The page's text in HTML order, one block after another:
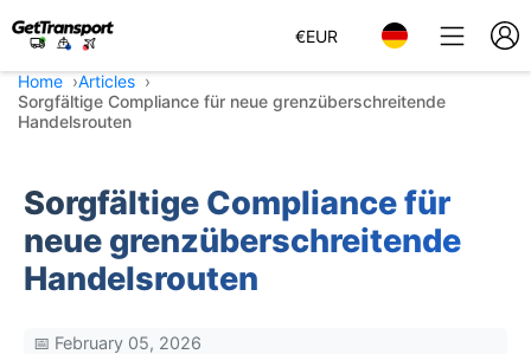
€EUR
Home
Articles
Sorgfältige Compliance für neue grenzüberschreitende
Handelsrouten
Sorgfältige Compliance für
neue grenzüberschreitende
Handelsrouten
📅 February 05, 2026